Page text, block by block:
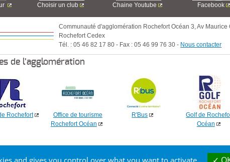
Choisir un club Chaine Youtube Facebook
Communauté d'agglomération Rochefort Océan 3, Av Maurice
Rochefort Cedex
Tél. :05 46 82 17 80 - Fax :05 46 99 76 30 - Nous contacter
de l'agglomération
Rochefort
Office de tourisme
Rochefort Océan
R'Bus
Golf de
Océan
and gives you control over what you want to activate